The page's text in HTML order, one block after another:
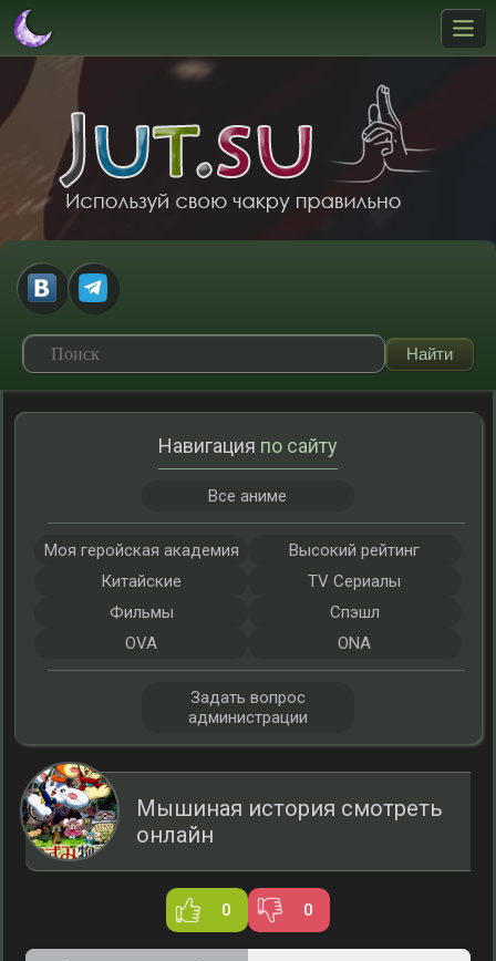
Мышиная история смотреть
онлайн
0 0
Навигация по сайту
Все аниме
Моя геройская академия
Высокий рейтинг
Китайские
TV Сериалы
Фильмы
Спэшл
OVA
ONA
Задать вопрос
администрации